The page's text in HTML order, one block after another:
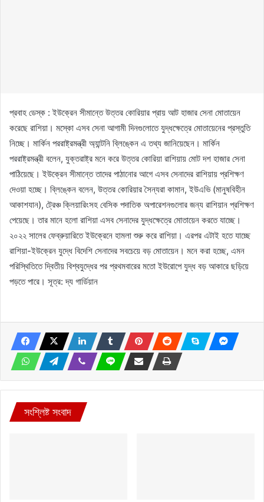
প্রবাহ ডেস্ক : ইউক্রেন সীমান্তে উত্তর কোরিয়ার প্রায় আট হাজার সেনা মোতায়েন
করেছে রাশিয়া। মস্কো এসব সেনা আগামী দিনগুলোতে যুদ্ধক্ষেত্রে মোতায়েনের প্রস্তুতি
নিচ্ছে। মার্কিন পররাষ্ট্রমন্ত্রী অ্যান্টনি ব্লিঙ্কেন এ তথ্য জানিয়েছেন। মার্কিন
পররাষ্ট্রমন্ত্রী বলেন, যুক্তরাষ্ট্র মনে করে উত্তর কোরিয়া রাশিয়ায় মোট দশ হাজার সেনা
পাঠিয়েছে। ইউক্রেন সীমান্তে তাদের পাঠানোর আগে এসব সেনাদের রাশিয়ায় প্রশিক্ষণ
দেওয়া হচ্ছে। ব্লিঙ্কেন বলেন, উত্তর কোরিয়ার সৈন্যরা কামান, ইউএভি (মানুষবিহীন
আকাশযান), ট্রেঞ্চ ক্লিয়ারিংসহ বেসিক পদাতিক অপারেশনগুলোর জন্য রাশিয়ান প্রশিক্ষণ
পেয়েছে। তার মানে হলো রাশিয়া এসব সেনাদের যুদ্ধক্ষেত্রে মোতায়েন করতে যাচ্ছে।
২০২২ সালের ফেব্রুয়ারিতে ইউক্রেনে হামলা শুরু করে রাশিয়া। এরপর এটাই হতে যাচ্ছে
রাশিয়া-ইউক্রেন যুদ্ধে বিদেশি সেনাদের সবচেয়ে বড় মোতায়েন। মনে করা হচ্ছে, এমন
পরিস্থিতিতে দ্বিতীয় বিশ্বযুদ্ধের পর প্রথমবারের মতো ইউরোপে যুদ্ধ বড় আকারে ছড়িয়ে
পড়তে পারে। সূত্র: দ্য গার্ডিয়ান
সংশ্লিষ্ট সংবাদ